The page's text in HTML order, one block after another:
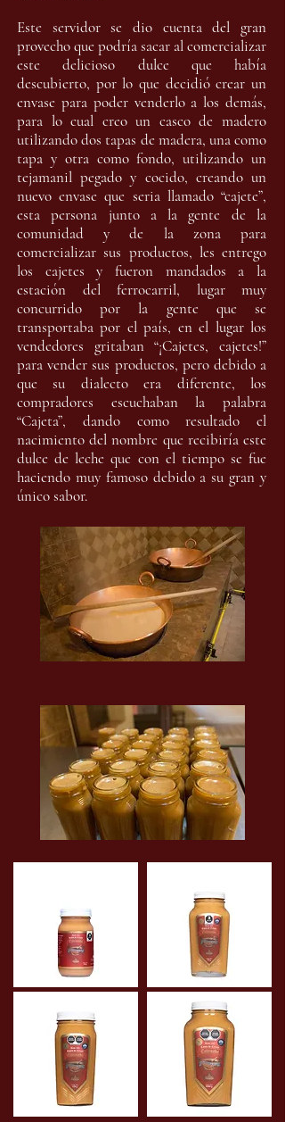
Este servidor se dio cuenta del gran
provecho que podría sacar al comercializar
este delicioso dulce que había
descubierto, por lo que decidió crear un
envase para poder venderlo a los demás,
para lo cual creo un casco de madero
utilizando dos tapas de madera, una como
tapa y otra como fondo, utilizando un
tejamanil pegado y cocido, creando un
nuevo envase que seria llamado “cajete”,
esta persona junto a la gente de la
comunidad y de la zona para
comercializar sus productos, les entrego
los cajetes y fueron mandados a la
estación del ferrocarril, lugar muy
concurrido por la gente que se
transportaba por el país, en el lugar los
vendedores gritaban “¡Cajetes, cajetes!”
para vender sus productos, pero debido a
que su dialecto era diferente, los
compradores escuchaban la palabra
“Cajeta”, dando como resultado el
nacimiento del nombre que recibiría este
dulce de leche que con el tiempo se fue
haciendo muy famoso debido a su gran y
único sabor.